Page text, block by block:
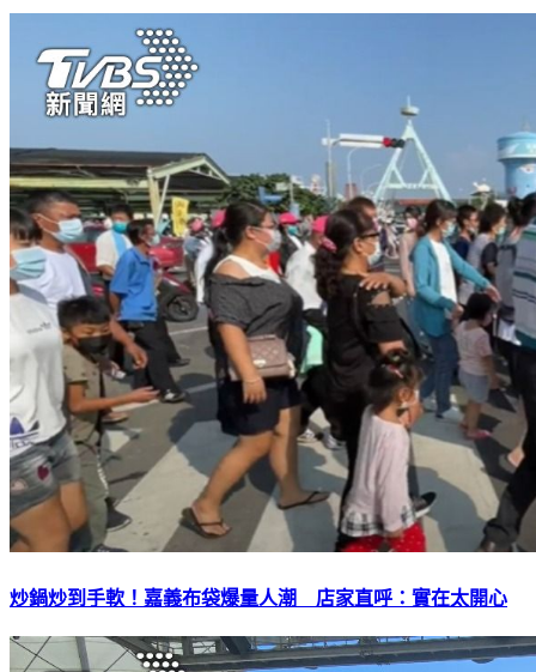
炒鍋炒到手軟！嘉義布袋爆量人潮 店家直呼：實在太開心